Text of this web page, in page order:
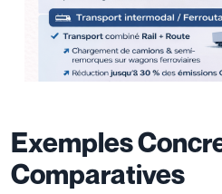
Exemples
Comparatives